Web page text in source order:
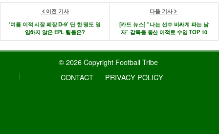
이전 기사
‘여름 이적 시장 폐장 D-9’ 단 한 명도 영
입하지 않은 EPL 팀들은?
다음 기사
[카드 뉴스] “나는 선수 비싸게 파는 남
자” 감독들 통산 이적료 수입 TOP 10
© 2026 Copyright Football Tribe
CONTACT
PRIVACY POLICY